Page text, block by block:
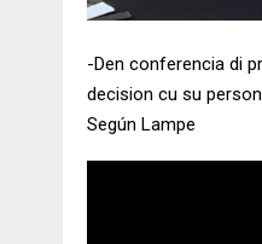
-Den conferencia di
decision cu su
Según Lampe